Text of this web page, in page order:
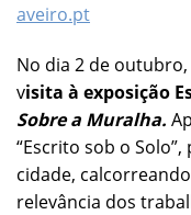
aveiro.pt
No dia 2 de outubro,
visita à exposição
Sobre a Muralha.
“Escrito sob o
cidade,
relevância dos